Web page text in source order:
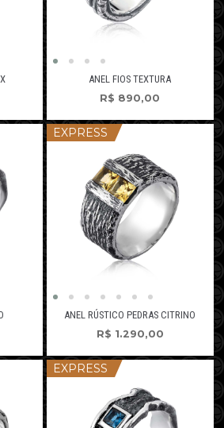
ANEL FIOS TEXTURA
R$ 890,00
EXPRESS
ANEL RÚSTICO PEDRAS CITRINO
R$ 1.290,00
EXPRESS